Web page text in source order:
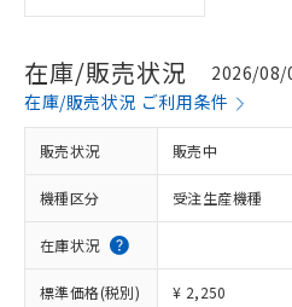
在庫/販売状況
2026/08/
在庫/販売状況 ご利用条件
販売状況 販売中
機種区分 受注生産機種
在庫状況
標準価格(税別) ¥ 2,250